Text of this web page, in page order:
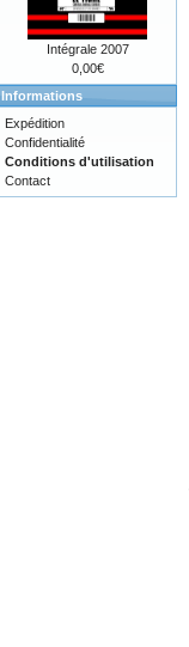
Intégrale 2007
0,00€
Informations
Expédition
Confidentialité
Conditions d'utilisation
Contact